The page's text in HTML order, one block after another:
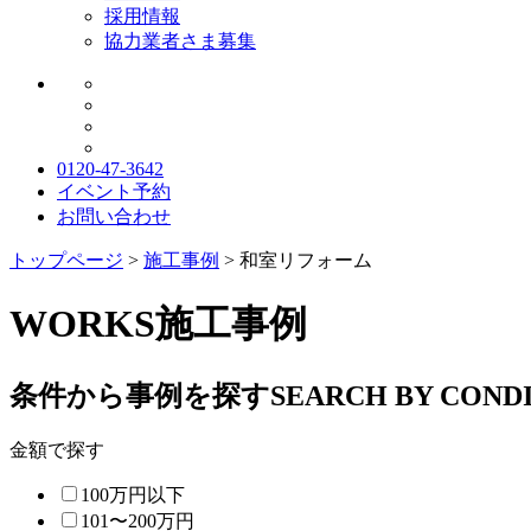
採用情報
協力業者さま募集
0120-47-3642
イベント予約
お問い合わせ
トップページ > 施工事例 > 和室リフォーム
WORKS施工事例
条件から事例を探すSEARCH BY
金額で探す
100万円以下
101〜200万円